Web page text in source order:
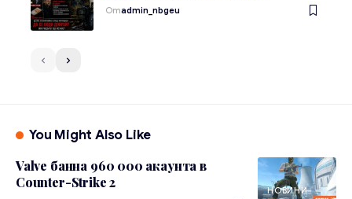
Отadmin_nbgeu
You Might Also Like
НОВИНИ
Valve банна 960 000 акаунта в
Counter-Strike 2